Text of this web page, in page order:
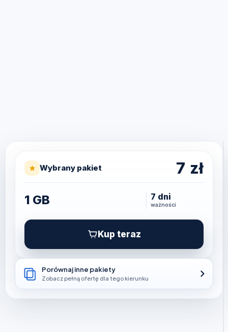
Wybrany pakiet 7 zł
1 GB 7 dni
ważności
Kup teraz
Porównaj inne pakiety
Zobacz pełną ofertę dla tego kierunku